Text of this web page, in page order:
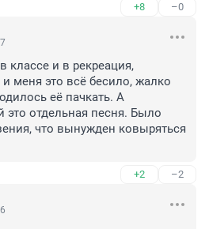
+8 –0
и в рекреация,
меня это всё бесило, жалко
её пачкать. А
это отдельная песня. Было
что вынужден ковыряться
+2 –2